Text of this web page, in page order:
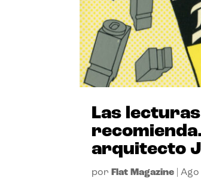
Las
arquitecto
por Flat Magazine |Ago